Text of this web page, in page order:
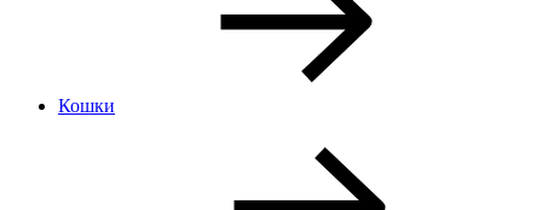
Кошки